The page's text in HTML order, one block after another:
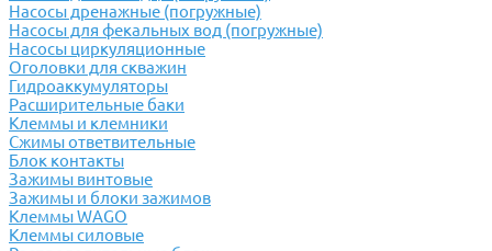
Насосы дренажные (погружные)
Насосы для фекальных вод (погружные)
Насосы циркуляционные
Оголовки для скважин
Гидроаккумуляторы
Расширительные баки
Клеммы и клемники
Cжимы ответвительные
Блок контакты
Зажимы винтовые
Зажимы и блоки зажимов
Клеммы WAGO
Клеммы силовые